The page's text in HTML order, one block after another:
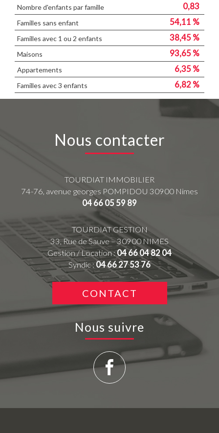
Nombre d'enfants par famille 0,83
Familles sans enfant 54,11 %
Familles avec 1 ou 2 enfants 38,45 %
Maisons 93,65 %
Appartements 6,35 %
Familles avec 3 enfants 6,82 %
Nous contacter
TOURDIAT IMMOBILIER
74-76, avenue georges POMPIDOU 30900 Nimes
04 66 05 59 89
TOURDIAT GESTION
33, Rue de Sauve – 30900 NIMES
Gestion / Location :04 66 04 82 04
Syndic :04 66 27 53 76
CONTACT
Nous suivre